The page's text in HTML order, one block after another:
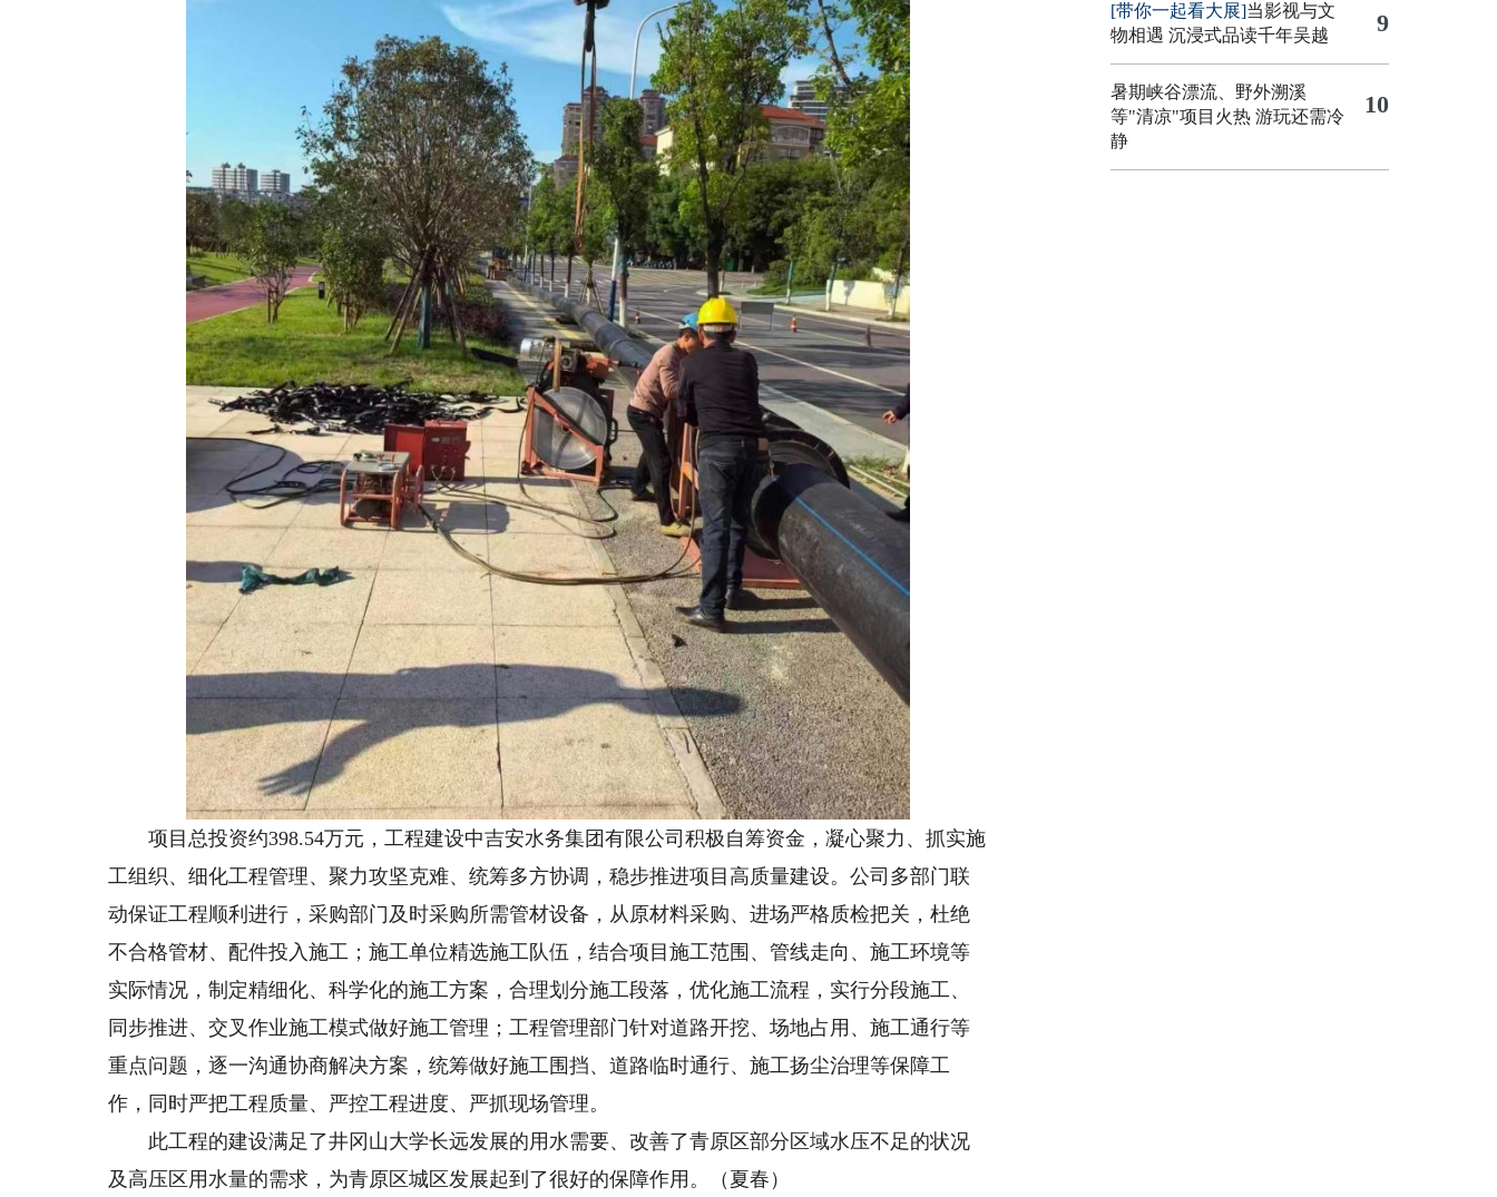
项目总投资约398.54万元 ，工程建设中吉安水务集团有限公司积极自筹资金，凝心聚力、抓实施
工组织、细化工程管理、聚力攻坚克难、统筹多方协调，稳步推进项目高质量建设。公司多部门联
动保证工程顺利进行，采购部门及时采购所需管材设备，从原材料采购、进场严格质检把关，杜绝
不合格管材、配件投入施工；施工单位精选施工队伍，结合项目施工范围、管线走向、施工环境等
实际情况，制定精细化、科学化的施工方案，合理划分施工段落，优化施工流程，实行分段施工、
同步推进、交叉作业施工模式做好施工管理；工程管理部门针对道路开挖、场地占用、施工通行等
重点问题，逐一沟通协商解决方案，统筹做好施工围挡、道路临时通行、施工扬尘治理等保障工
作，同时严把工程质量、严控工程进度、严抓现场管理。
此工程的建设满足了井冈山大学长远发展的用水需要、改善了青原区部分区域水压不足的状况
及高压区用水量的需求，为青原区城区发展起到了很好的保障作用。（夏春）
[带你一起看大展]当影视与文
物相遇 沉浸式品读千年吴越
9
暑期峡谷漂流、野外溯溪
等"清凉"项目火热 游玩还需冷
静
10